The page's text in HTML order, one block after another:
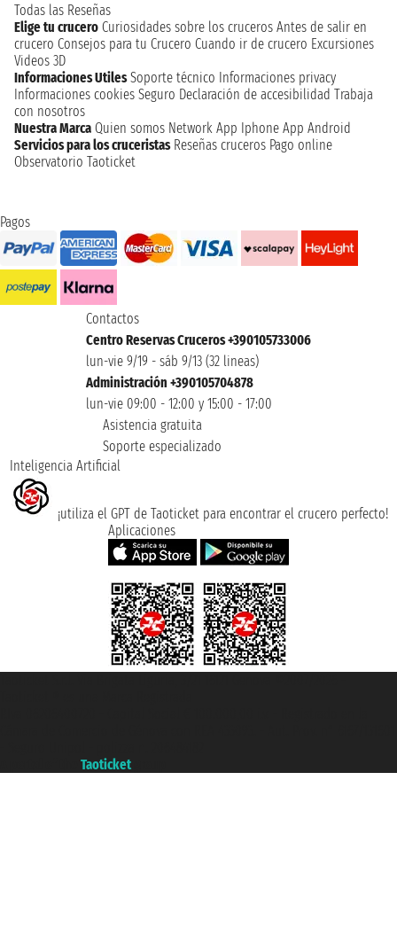
Todas las Reseñas
Elige tu crucero Curiosidades sobre los cruceros Antes de salir en
crucero Consejos para tu Crucero Cuando ir de crucero Excursiones
Videos 3D
Informaciones Utiles Soporte técnico Informaciones privacy
Informaciones cookies Seguro Declaración de accesibilidad Trabaja
con nosotros
Nuestra Marca Quien somos Network App Iphone App Android
Servicios para los cruceristas Reseñas cruceros Pago online
Observatorio Taoticket
Pagos
Contactos
Centro Reservas Cruceros +390105733006
lun-vie 9/19 - sáb 9/13 (32 lineas)
Administración +390105704878
lun-vie 09:00 - 12:00 y 15:00 - 17:00
Asistencia gratuita
Soporte especializado
Inteligencia Artificial
¡utiliza el GPT de Taoticket para encontrar el crucero perfecto!
Aplicaciones
Taoticket